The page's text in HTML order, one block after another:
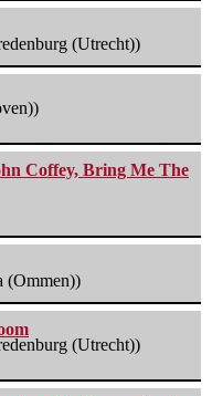
(Utrecht))
Coffey, Bring Me The
(Ommen))
(Utrecht))